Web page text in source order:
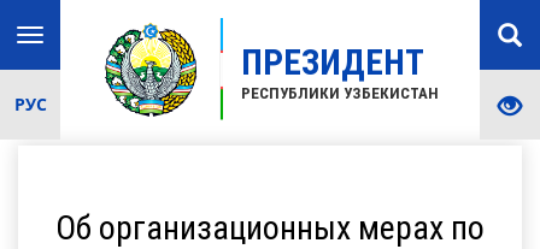
ПРЕЗИДЕНТ
РЕСПУБЛИКИ УЗБЕКИСТАН
Toggle
navigation
РУС
Об организационных мерах по